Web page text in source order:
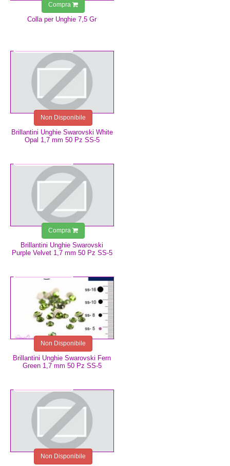
Colla per Unghie 7,5 Gr
Compra
Brillantini Unghie Swarovski White
Opal 1,7 mm 50 Pz SS-5
Non Disponibile
Brillantini Unghie Swarovski
Purple Velvet 1,7 mm 50 Pz SS-5
Compra
Brillantini Unghie Swarovski Fern
Green 1,7 mm 50 Pz SS-5
Non Disponibile
Non Disponibile